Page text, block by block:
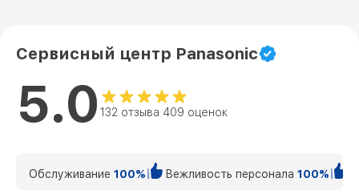
Сервисный центр Panasonic
5.0 132 отзыва 409 оценок
Обслуживание 100% Вежливость персонала 100%